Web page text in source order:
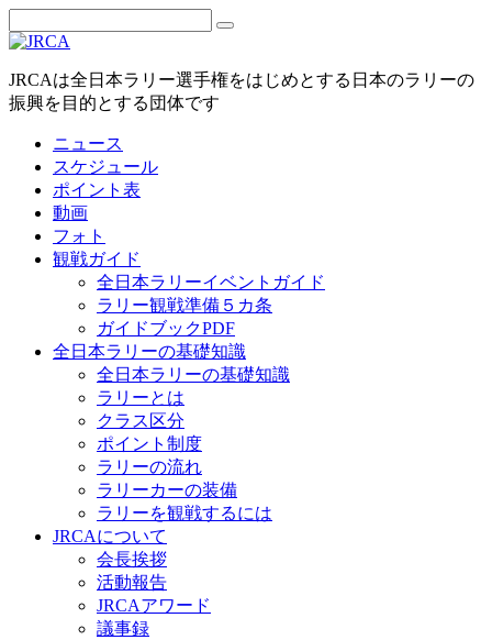
JRCAは全日本ラリー選手権をはじめとする日本のラリーの
振興を目的とする団体です
ニュース
スケジュール
ポイント表
動画
フォト
観戦ガイド
全日本ラリーイベントガイド
ラリー観戦準備５カ条
ガイドブックPDF
全日本ラリーの基礎知識
全日本ラリーの基礎知識
ラリーとは
クラス区分
ポイント制度
ラリーの流れ
ラリーカーの装備
ラリーを観戦するには
JRCAについて
会長挨拶
活動報告
JRCAアワード
議事録